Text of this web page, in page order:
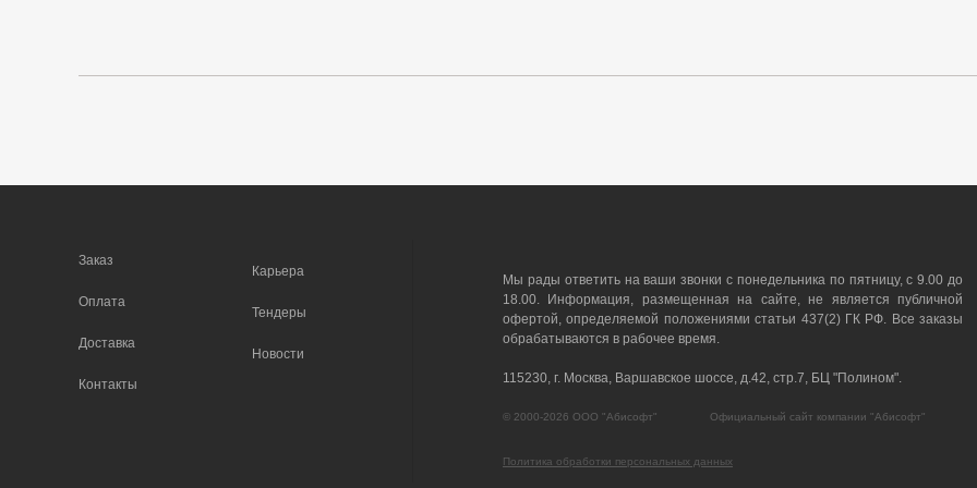
Заказ
Оплата
Доставка
Контакты
Карьера
Тендеры
Новости
Мы рады ответить на ваши звонки с понедельника по пятницу, с 9.00 до
18.00. Информация, размещенная на сайте, не является публичной
офертой, определяемой положениями статьи 437(2) ГК РФ. Все заказы
обрабатываются в рабочее время.
115230, г. Москва, Варшавское шоссе, д.42, стр.7, БЦ "Полином".
© 2000-2026 ООО "Абисофт" Официальный сайт компании "Абисофт"
Политика обработки персональных данных